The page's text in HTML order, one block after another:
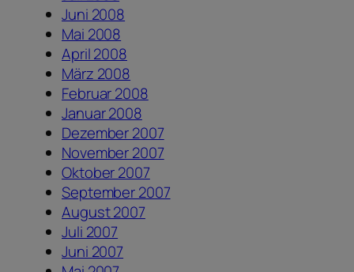
Juni 2008
Mai 2008
April 2008
März 2008
Februar 2008
Januar 2008
Dezember 2007
November 2007
Oktober 2007
September 2007
August 2007
Juli 2007
Juni 2007